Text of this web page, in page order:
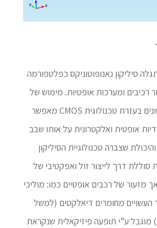
סיליקון נאנופוטוניקס כפלטפורמה
רכיבים ומערכות אופטיות. מימוש של
רכיבים נאנופוטונים בעזרת טכנולוגית CMOS מאפשר
אופטית ואלקטרונית על אותו שבב
והיכולת שצברה טכנולוגיית הסיליקון
סוללת דרך לייצור זול ואפקטיבי של
אך מזעור של רכבים אופטיים כמו: מוליכי
העשויים מחומרים דיאלקטים (למשל
מוגבל ע”י תופעה פיזיקאלית שנקראת